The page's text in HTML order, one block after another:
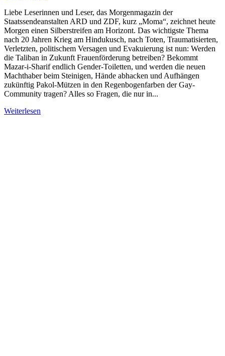
Liebe Leserinnen und Leser, das Morgenmagazin der
Staatssendeanstalten ARD und ZDF, kurz „Moma“, zeichnet heute
Morgen einen Silberstreifen am Horizont. Das wichtigste Thema
nach 20 Jahren Krieg am Hindukusch, nach Toten, Traumatisierten,
Verletzten, politischem Versagen und Evakuierung ist nun: Werden
die Taliban in Zukunft Frauenförderung betreiben? Bekommt
Mazar-i-Sharif endlich Gender-Toiletten, und werden die neuen
Machthaber beim Steinigen, Hände abhacken und Aufhängen
zukünftig Pakol-Mützen in den Regenbogenfarben der Gay-
Community tragen? Alles so Fragen, die nur in...
Weiterlesen